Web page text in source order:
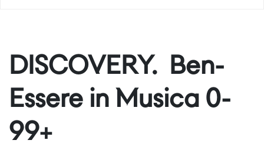
DISCOVERY. Ben-
Essere in Musica 0-
99+